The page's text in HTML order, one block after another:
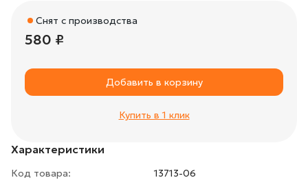
Характеристики
Код товара: 13713-06
Снят с производства
580 ₽
Добавить в корзину
Купить в 1 клик